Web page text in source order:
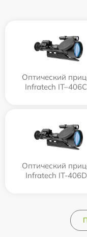
Оптический
Infratech
Оптический
Infratech IT-